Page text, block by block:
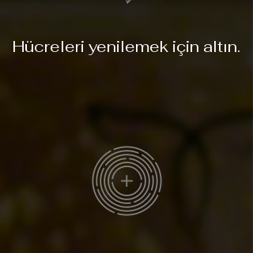
Hücreleri yenilemek için altın.